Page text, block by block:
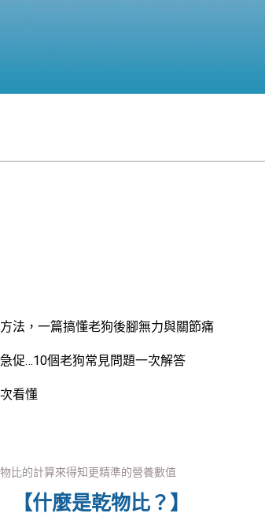
法，一篇搞懂老狗後腳無力與關節痛
促…10個老狗常見問題一次解答
看懂
比的計算來得知更精準的營養數值
【什麼是乾物比？】